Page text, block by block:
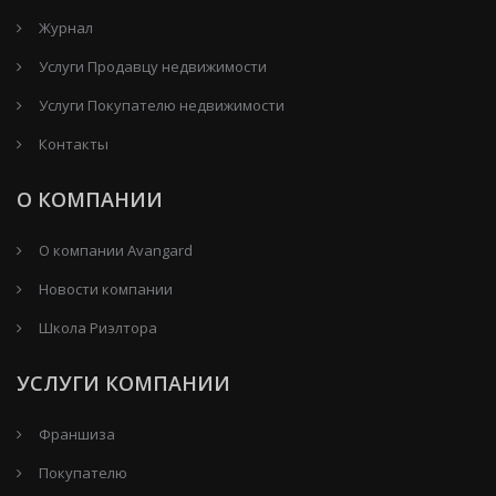
Журнал
Услуги Продавцу недвижимости
Услуги Покупателю недвижимости
Контакты
О КОМПАНИИ
О компании Avangard
Новости компании
Школа Риэлтора
УСЛУГИ КОМПАНИИ
Франшиза
Покупателю